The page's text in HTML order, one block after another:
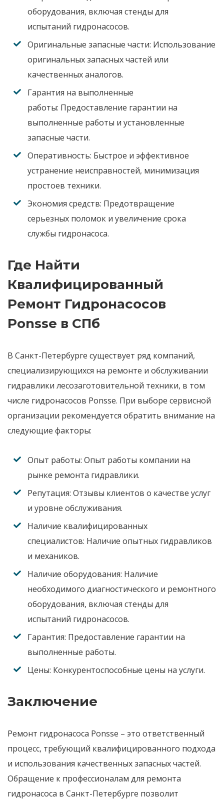
оборудования, включая стенды для
испытаний гидронасосов.
Оригинальные запасные части: Использование
оригинальных запасных частей или
качественных аналогов.
Гарантия на выполненные
работы: Предоставление гарантии на
выполненные работы и установленные
запасные части.
Оперативность: Быстрое и эффективное
устранение неисправностей, минимизация
простоев техники.
Экономия средств: Предотвращение
серьезных поломок и увеличение срока
службы гидронасоса.
Где Найти
Квалифицированный
Ремонт Гидронасосов
Ponsse в СПб
В Санкт-Петербурге существует ряд компаний,
специализирующихся на ремонте и обслуживании
гидравлики лесозаготовительной техники, в том
числе гидронасосов Ponsse. При выборе сервисной
организации рекомендуется обратить внимание на
следующие факторы:
Опыт работы: Опыт работы компании на
рынке ремонта гидравлики.
Репутация: Отзывы клиентов о качестве услуг
и уровне обслуживания.
Наличие квалифицированных
специалистов: Наличие опытных гидравликов
и механиков.
Наличие оборудования: Наличие
необходимого диагностического и ремонтного
оборудования, включая стенды для
испытаний гидронасосов.
Гарантия: Предоставление гарантии на
выполненные работы.
Цены: Конкурентоспособные цены на услуги.
Заключение
Ремонт гидронасоса Ponsse – это ответственный
процесс, требующий квалифицированного подхода
и использования качественных запасных частей.
Обращение к профессионалам для ремонта
гидронасоса в Санкт-Петербурге позволит